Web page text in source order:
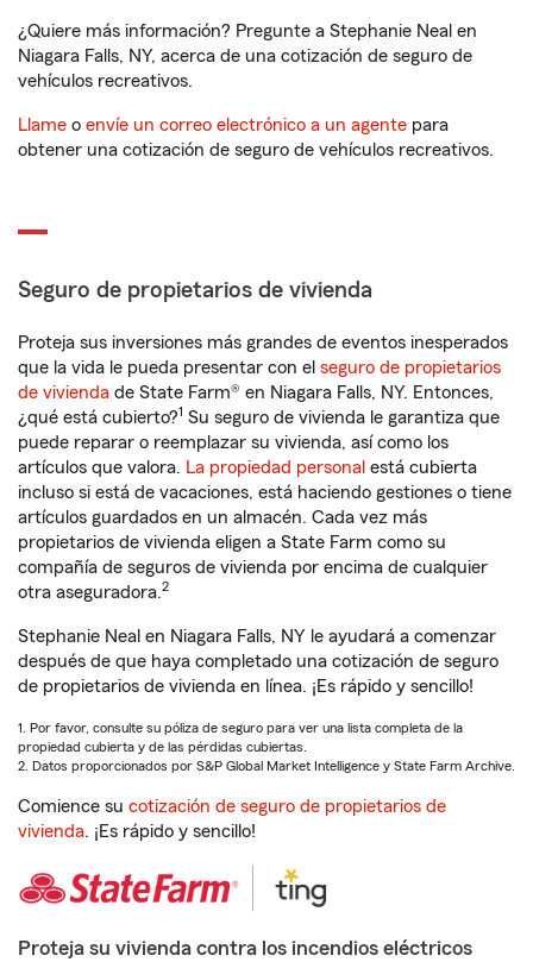
¿Quiere más información? Pregunte a Stephanie Neal en
Niagara Falls, NY, acerca de una cotización de seguro de
vehículos recreativos.
Llame o envíe un correo electrónico a un agente para
obtener una cotización de seguro de vehículos recreativos.
Seguro de propietarios de vivienda
Proteja sus inversiones más grandes de eventos inesperados
que la vida le pueda presentar con el seguro de propietarios
de vivienda de State Farm® en Niagara Falls, NY. Entonces,
¿qué está cubierto?1 Su seguro de vivienda le garantiza que
puede reparar o reemplazar su vivienda, así como los
artículos que valora. La propiedad personal está cubierta
incluso si está de vacaciones, está haciendo gestiones o tiene
artículos guardados en un almacén. Cada vez más
propietarios de vivienda eligen a State Farm como su
compañía de seguros de vivienda por encima de cualquier
otra aseguradora.2
Stephanie Neal en Niagara Falls, NY le ayudará a comenzar
después de que haya completado una cotización de seguro
de propietarios de vivienda en línea. ¡Es rápido y sencillo!
1. Por favor, consulte su póliza de seguro para ver una lista completa de la
propiedad cubierta y de las pérdidas cubiertas.
2. Datos proporcionados por S&P Global Market Intelligence y State Farm Archive.
Comience su cotización de seguro de propietarios de
vivienda. ¡Es rápido y sencillo!
Proteja su vivienda contra los incendios eléctricos